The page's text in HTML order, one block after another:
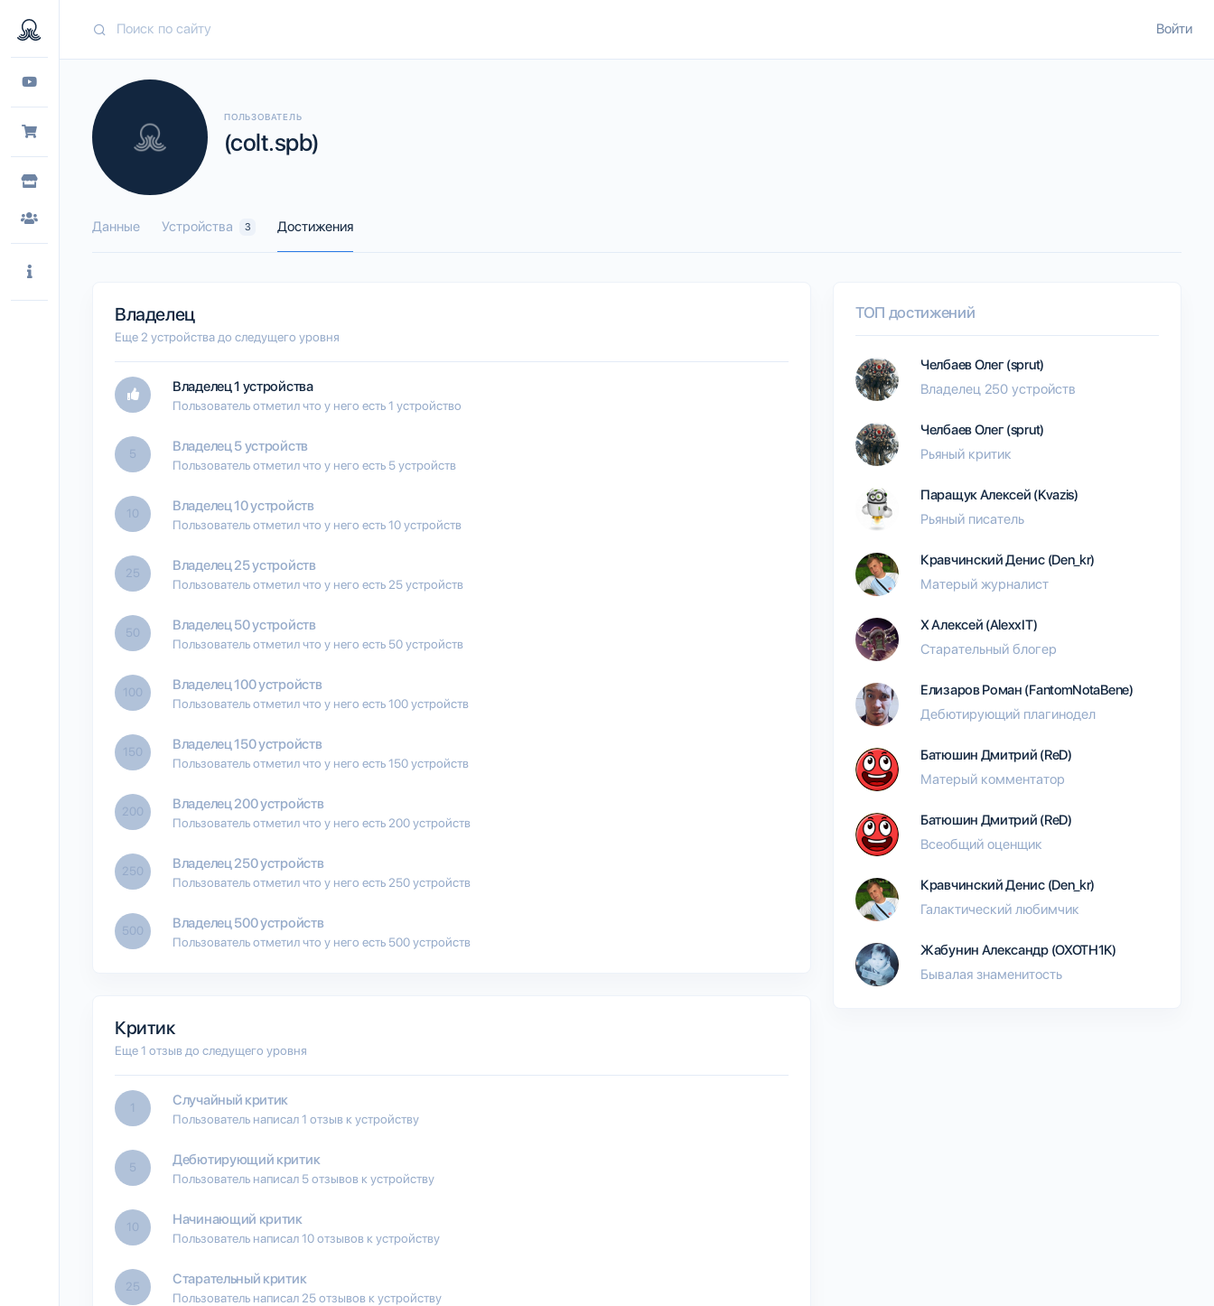
Войти
ПОЛЬЗОВАТЕЛЬ
(colt.spb)
Данные Устройства 3 Достижения
Владелец
Еще 2 устройства до следущего уровня
Владелец 1 устройства
Пользователь отметил что у него есть 1 устройство
5 Владелец 5 устройств
Пользователь отметил что у него есть 5 устройств
10 Владелец 10 устройств
Пользователь отметил что у него есть 10 устройств
25 Владелец 25 устройств
Пользователь отметил что у него есть 25 устройств
50 Владелец 50 устройств
Пользователь отметил что у него есть 50 устройств
100 Владелец 100 устройств
Пользователь отметил что у него есть 100 устройств
150 Владелец 150 устройств
Пользователь отметил что у него есть 150 устройств
200 Владелец 200 устройств
Пользователь отметил что у него есть 200 устройств
250 Владелец 250 устройств
Пользователь отметил что у него есть 250 устройств
500 Владелец 500 устройств
Пользователь отметил что у него есть 500 устройств
Критик
Еще 1 отзыв до следущего уровня
1 Случайный критик
Пользователь написал 1 отзыв к устройству
5 Дебютирующий критик
Пользователь написал 5 отзывов к устройству
10 Начинающий критик
Пользователь написал 10 отзывов к устройству
25 Старательный критик
Пользователь написал 25 отзывов к устройству
ТОП достижений
Челбаев Олег (sprut)
Владелец 250 устройств
Челбаев Олег (sprut)
Рьяный критик
Паращук Алексей (Kvazis)
Рьяный писатель
Кравчинский Денис (Den_kr)
Матерый журналист
Х Алексей (AlexxIT)
Старательный блогер
Елизаров Роман (FantomNotaBene)
Дебютирующий плагинодел
Батюшин Дмитрий (ReD)
Матерый комментатор
Батюшин Дмитрий (ReD)
Всеобщий оценщик
Кравчинский Денис (Den_kr)
Галактический любимчик
Жабунин Александр (OXOTH1K)
Бывалая знаменитость